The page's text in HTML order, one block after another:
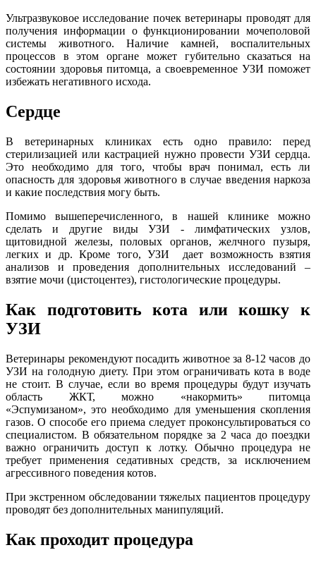
Ультразвуковое исследование почек ветеринары проводят для
получения информации о функционировании мочеполовой
системы животного. Наличие камней, воспалительных
процессов в этом органе может губительно сказаться на
состоянии здоровья питомца, а своевременное УЗИ поможет
избежать негативного исхода.
Сердце
В ветеринарных клиниках есть одно правило: перед
стерилизацией или кастрацией нужно провести УЗИ сердца.
Это необходимо для того, чтобы врач понимал, есть ли
опасность для здоровья животного в случае введения наркоза
и какие последствия могу быть.
Помимо вышеперечисленного, в нашей клинике можно
сделать и другие виды УЗИ - лимфатических узлов,
щитовидной железы, половых органов, желчного пузыря,
легких и др. Кроме того, УЗИ дает возможность взятия
анализов и проведения дополнительных исследований –
взятие мочи (цистоцентез), гистологические процедуры.
Как подготовить кота или кошку к
УЗИ
Ветеринары рекомендуют посадить животное за 8-12 часов до
УЗИ на голодную диету. При этом ограничивать кота в воде
не стоит. В случае, если во время процедуры будут изучать
область ЖКТ, можно «накормить» питомца
«Эспумизаном», это необходимо для уменьшения скопления
газов. О способе его приема следует проконсультироваться со
специалистом. В обязательном порядке за 2 часа до поездки
важно ограничить доступ к лотку. Обычно процедура не
требует применения седативных средств, за исключением
агрессивного поведения котов.
При экстренном обследовании тяжелых пациентов процедуру
проводят без дополнительных манипуляций.
Как проходит процедура